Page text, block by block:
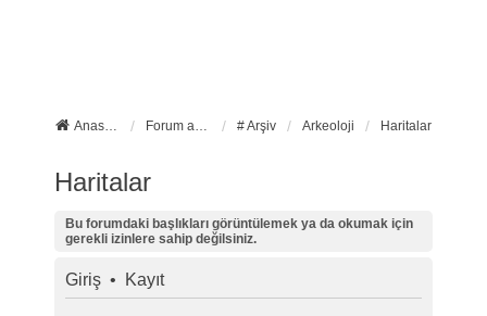
Anasayfa Forum ana sayfa # Arşiv Arkeoloji Haritalar
Haritalar
Bu forumdaki başlıkları görüntülemek ya da okumak için
gerekli izinlere sahip değilsiniz.
Giriş• Kayıt